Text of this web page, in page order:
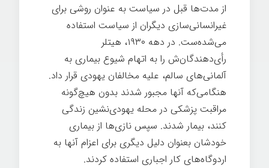
از مدت‌ها قبل در سیاست به عنوان روشی برای
غیرانسانی‌سازی دیگران از سیاست استفاده
می‌شده‌ست. در دهه ۱۹۳۰، هیتلر
رأی‌دهندگان‌ش را به اتهام شیوع بیماری به
آلمانی‌های سالم، علیه مخالفان یهودی قرار داد.
هنگامی‌که آنها مجبور شدند بدون هیچ‌گونه
مراقبت پزشکی در محله یهودی‌نشین زندگی
کنند، بیمار شدند. سپس نازی‌ها از بیماری
خودشان بعنوان دلیل دیگری برای اعزام آنها به
اردوگاه‌های کار اجباری استفاده کردند.